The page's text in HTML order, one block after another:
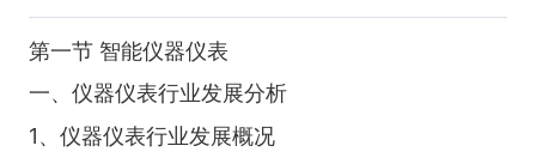
第一节 智能仪器仪表
一、仪器仪表行业发展分析
1、仪器仪表行业发展概况